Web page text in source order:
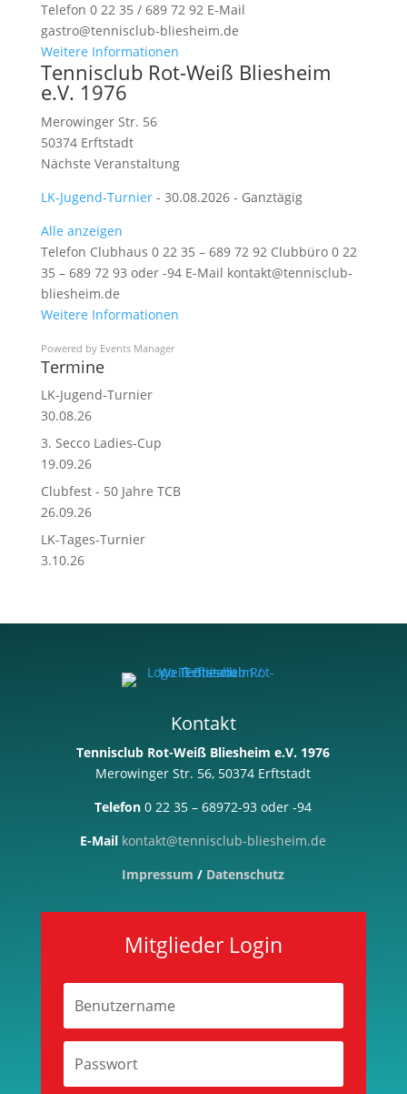
Telefon 0 22 35 / 689 72 92 E-Mail
gastro@tennisclub-bliesheim.de
Weitere Informationen
Tennisclub Rot-Weiß Bliesheim
e.V. 1976
Merowinger Str. 56
50374 Erftstadt
Nächste Veranstaltung
LK-Jugend-Turnier- 30.08.2026 - Ganztägig
Alle anzeigen
Telefon Clubhaus 0 22 35 – 689 72 92 Clubbüro 0 22
35 – 689 72 93 oder -94 E-Mail kontakt@tennisclub-
bliesheim.de
Weitere Informationen
Powered by Events Manager
Termine
LK-Jugend-Turnier
30.08.26
3. Secco Ladies-Cup
19.09.26
Clubfest - 50 Jahre TCB
26.09.26
LK-Tages-Turnier
3.10.26
Kontakt
Tennisclub Rot-Weiß Bliesheim e.V. 1976
Merowinger Str. 56, 50374 Erftstadt
Telefon0 22 35 – 68972-93 oder -94
E-Mail kontakt@tennisclub-bliesheim.de
Impressum / Datenschutz
Mitglieder Login